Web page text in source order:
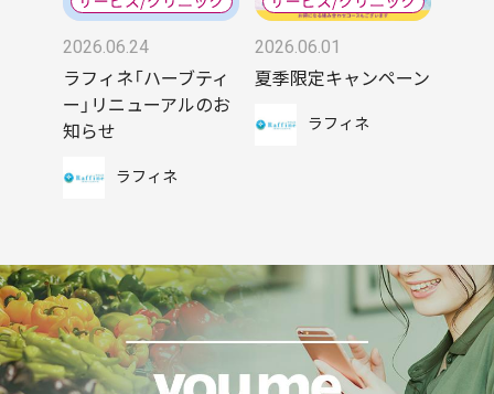
2026.06.24
ラフィネ「ハーブティ
ー」リニューアルのお
知らせ
ラフィネ
2026.06.01
夏季限定キャンペーン
ラフィネ